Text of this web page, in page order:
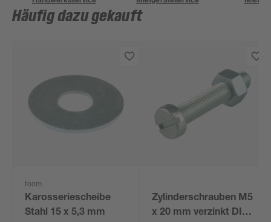
Häufig dazu gekauft
toom
Karosseriescheibe
Stahl 15 x 5,3 mm
Zylinderschrauben M5
x 20 mm verzinkt DIN